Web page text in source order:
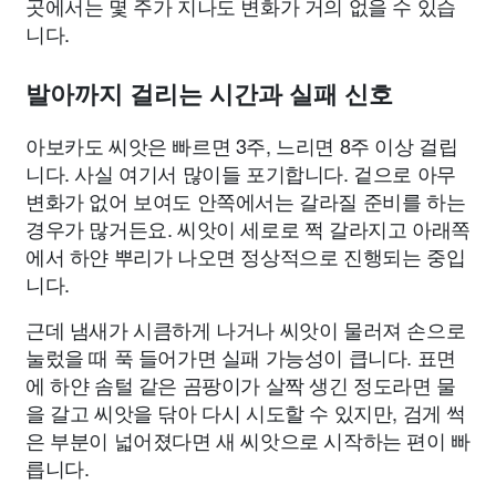
니다.
발아까지 걸리는 시간과 실패 신호
아보카도 씨앗은 빠르면 3주, 느리면 8주 이상 걸립
니다. 사실 여기서 많이들 포기합니다. 겉으로 아무
변화가 없어 보여도 안쪽에서는 갈라질 준비를 하는
경우가 많거든요. 씨앗이 세로로 쩍 갈라지고 아래쪽
에서 하얀 뿌리가 나오면 정상적으로 진행되는 중입
니다.
근데 냄새가 시큼하게 나거나 씨앗이 물러져 손으로
눌렀을 때 푹 들어가면 실패 가능성이 큽니다. 표면
에 하얀 솜털 같은 곰팡이가 살짝 생긴 정도라면 물
을 갈고 씨앗을 닦아 다시 시도할 수 있지만, 검게 썩
은 부분이 넓어졌다면 새 씨앗으로 시작하는 편이 빠
릅니다.